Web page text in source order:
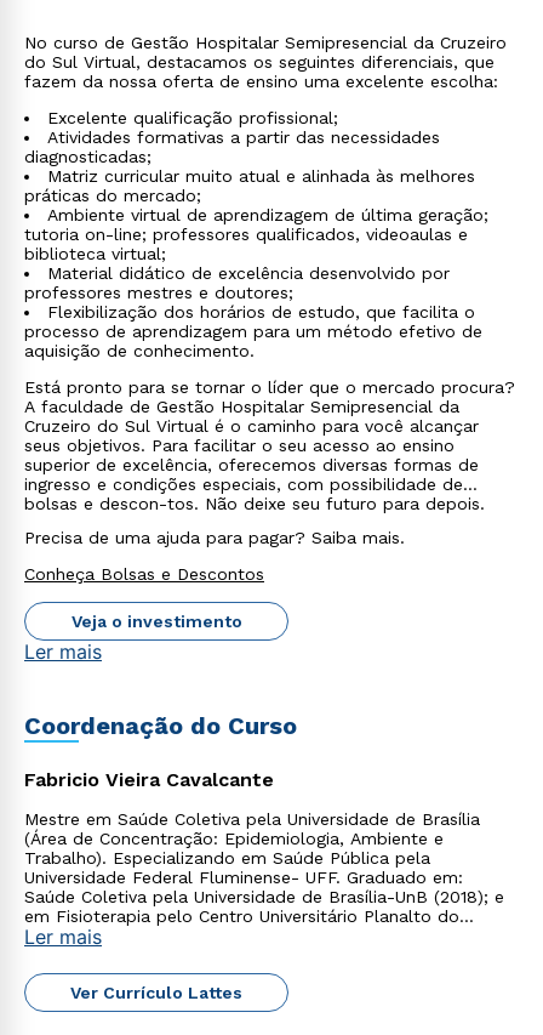
No curso de Gestão Hospitalar Semipresencial da Cruzeiro
do Sul Virtual, destacamos os seguintes diferenciais, que
fazem da nossa oferta de ensino uma excelente escolha:
Excelente qualificação profissional;
Atividades formativas a partir das necessidades
diagnosticadas;
Matriz curricular muito atual e alinhada às melhores
práticas do mercado;
Ambiente virtual de aprendizagem de última geração;
tutoria on-line; professores qualificados, videoaulas e
biblioteca virtual;
Material didático de excelência desenvolvido por
professores mestres e doutores;
Flexibilização dos horários de estudo, que facilita o
processo de aprendizagem para um método efetivo de
aquisição de conhecimento.
Está pronto para se tornar o líder que o mercado procura?
A faculdade de Gestão Hospitalar Semipresencial da
Cruzeiro do Sul Virtual é o caminho para você alcançar
seus objetivos. Para facilitar o seu acesso ao ensino
superior de excelência, oferecemos diversas formas de
ingresso e condições especiais, com possibilidade de
bolsas e descon-tos. Não deixe seu futuro para depois.
Precisa de uma ajuda para pagar? Saiba mais.
Conheça Bolsas e Descontos
Veja o investimento
Ler mais
Coordenação do Curso
Fabricio Vieira Cavalcante
Mestre em Saúde Coletiva pela Universidade de Brasília
(Área de Concentração: Epidemiologia, Ambiente e
Trabalho). Especializando em Saúde Pública pela
Universidade Federal Fluminense- UFF. Graduado em:
Saúde Coletiva pela Universidade de Brasília-UnB (2018); e
em Fisioterapia pelo Centro Universitário Planalto do
Distrito Federal (2017).
Ler mais
Ver Currículo Lattes